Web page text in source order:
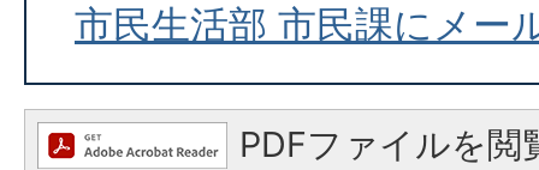
市民生活部 市民課にメー
PDFファイルを閲